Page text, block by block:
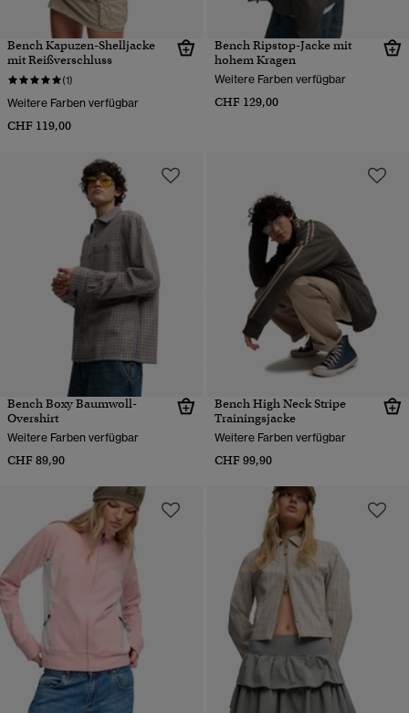
Bench Kapuzen-Shelljacke
mit Reißverschluss
(1)
Weitere Farben verfügbar
CHF 119,00
Bench Ripstop-Jacke mit
hohem Kragen
Weitere Farben verfügbar
CHF 129,00
Bench Boxy Baumwoll-
Overshirt
Weitere Farben verfügbar
CHF 89,90
Bench High Neck Stripe
Trainingsjacke
Weitere Farben verfügbar
CHF 99,90